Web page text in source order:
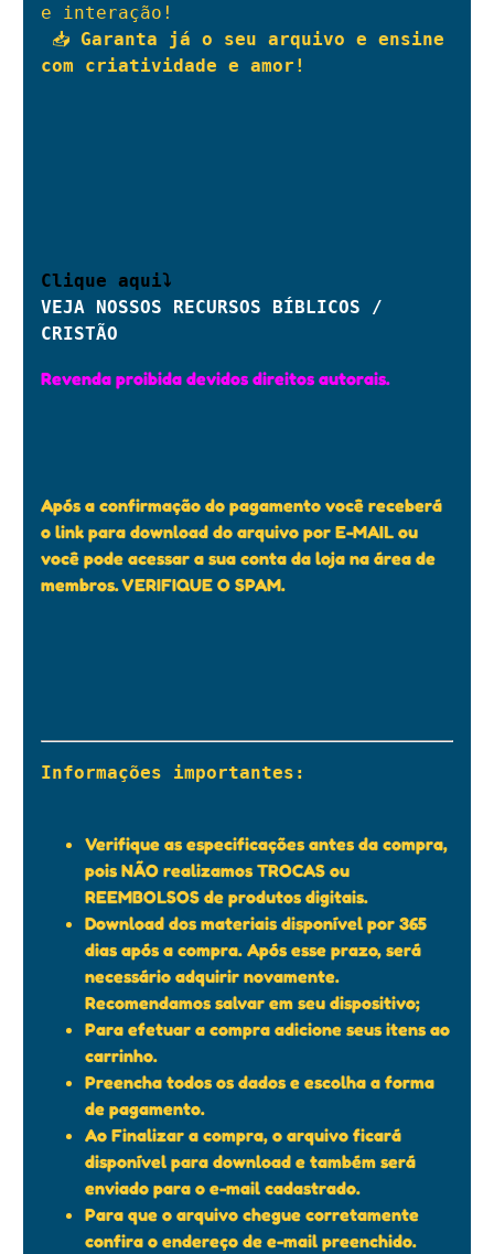
e interação!
📥 Garanta já o seu arquivo e ensine
com criatividade e amor!
Clique aqui⤵
VEJA NOSSOS RECURSOS BÍBLICOS /
CRISTÃO
Revenda proibida devidos direitos autorais.
Após a confirmação do pagamento você receberá
o link para download do arquivo por E-MAIL ou
você pode acessar a sua conta da loja na área de
membros. VERIFIQUE O SPAM.
Informações importantes:
Verifique as especificações antes da compra,
pois NÃO realizamos TROCAS ou
REEMBOLSOS de produtos digitais.
Download dos materiais disponível por 365
dias após a compra. Após esse prazo, será
necessário adquirir novamente.
Recomendamos salvar em seu dispositivo;
Para efetuar a compra adicione seus itens ao
carrinho.
Preencha todos os dados e escolha a forma
de pagamento.
Ao Finalizar a compra, o arquivo ficará
disponível para download e também será
enviado para o e-mail cadastrado.
Para que o arquivo chegue corretamente
confira o endereço de e-mail preenchido.